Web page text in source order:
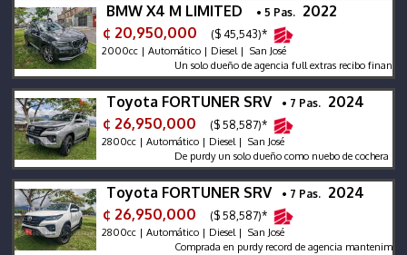
BMW X4 M LIMITED • 5 Pas. 2022
¢ 20,950,000
($ 45,543)*
2000cc | Automático | Diesel | San José
Un solo dueño de agencia full extras recibo financió
Toyota FORTUNER SRV • 7 Pas. 2024
¢ 26,950,000
($ 58,587)*
2800cc | Automático | Diesel | San José
De purdy un solo dueño como nuebo de cochera recibo
Toyota FORTUNER SRV • 7 Pas. 2024
¢ 26,950,000
($ 58,587)*
2800cc | Automático | Diesel | San José
Comprada en purdy record de agencia mantenimiento